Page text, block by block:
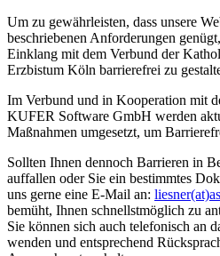
Um zu gewährleisten, dass unsere
beschriebenen Anforderungen
Einklang mit dem Verbund der
Erzbistum Köln barrierefrei zu
Im Verbund und in Kooperation mit
KUFER Software GmbH werden
Maßnahmen umgesetzt, um
Sollten Ihnen dennoch Barrieren in
auffallen oder Sie ein bestimmtes
uns gerne eine E-Mail an:
bemüht, Ihnen schnellstmöglich zu
Sie können sich auch telefonisch an
wenden und entsprechend